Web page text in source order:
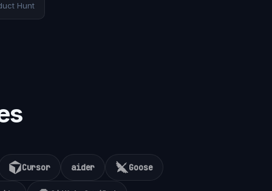
Hunt
Cursor aider Goose